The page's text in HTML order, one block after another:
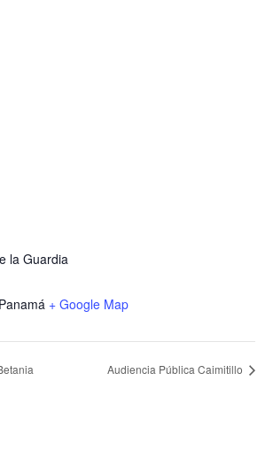
la Guardia
Panamá + Google Map
Audiencia Pública Caimitillo